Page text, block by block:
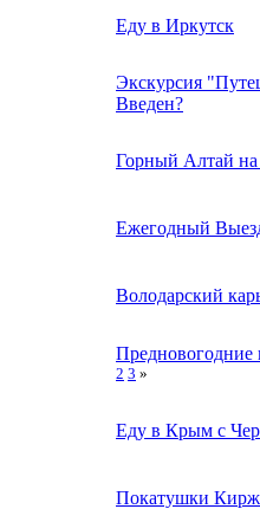
Еду в Иркутск
Экскурсия
Введен?
Горный Алтай на
Ежегодный
Володарский
Предновогодние
2 3 »
Еду в Крым с
Покатушки